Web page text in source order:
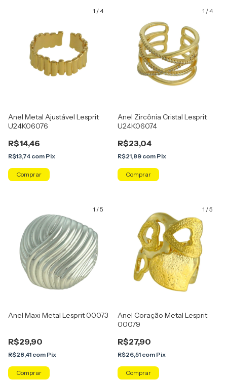
1 /4
Anel Metal Ajustável Lesprit
U24K06076
R$14,46
R$13,74 com Pix
Comprar
1 /4
Anel Zircônia Cristal Lesprit
U24K06074
R$23,04
R$21,89 com Pix
Comprar
1 /5
Anel Maxi Metal Lesprit 00073
R$29,90
R$28,41 com Pix
Comprar
1 /5
Anel Coração Metal Lesprit
00079
R$27,90
R$26,51 com Pix
Comprar